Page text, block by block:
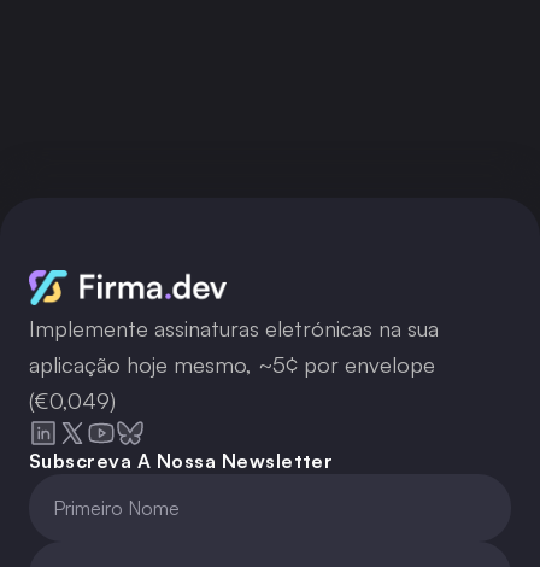
Implemente assinaturas eletrónicas na sua
aplicação hoje mesmo, ~5¢ por envelope
(€0,049)
Subscreva A Nossa Newsletter